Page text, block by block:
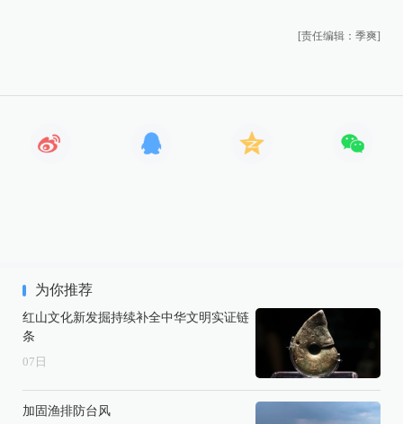
[责任编辑：季爽]
为你推荐
红山文化新发掘持续补全中华文明实证链
条
07 日
加固渔排防台风